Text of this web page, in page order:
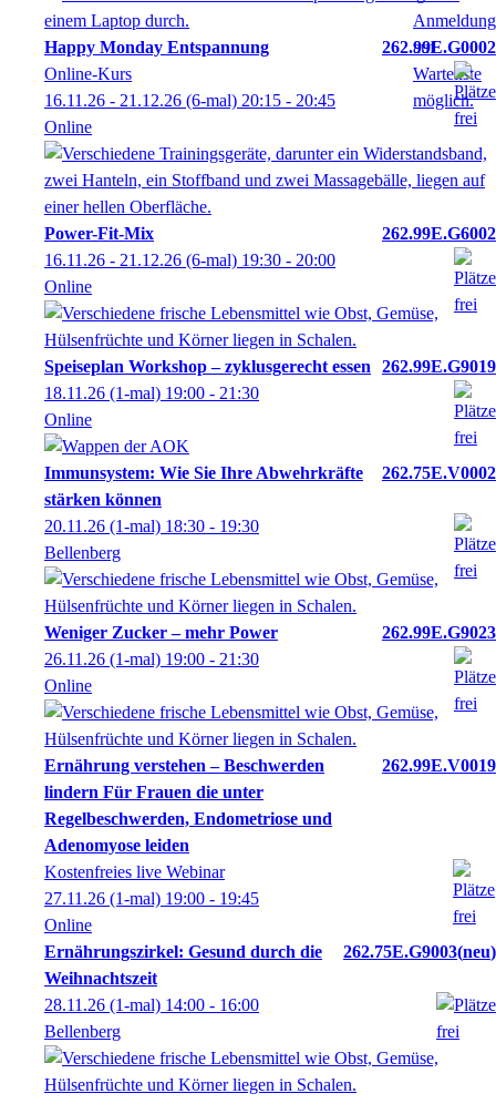
Happy Monday Entspannung
262.99E.G0002
Online-Kurs
16.11.26 - 21.12.26 (6-mal) 20:15 - 20:45
Online
Power-Fit-Mix
262.99E.G6002
16.11.26 - 21.12.26 (6-mal) 19:30 - 20:00
Online
Speiseplan Workshop – zyklusgerecht essen
262.99E.G9019
18.11.26 (1-mal) 19:00 - 21:30
Online
Immunsystem: Wie Sie Ihre Abwehrkräfte
stärken können
262.75E.V0002
20.11.26 (1-mal) 18:30 - 19:30
Bellenberg
Weniger Zucker – mehr Power
262.99E.G9023
26.11.26 (1-mal) 19:00 - 21:30
Online
Ernährung verstehen – Beschwerden
lindern Für Frauen die unter
Regelbeschwerden, Endometriose und
Adenomyose leiden
262.99E.V0019
Kostenfreies live Webinar
27.11.26 (1-mal) 19:00 - 19:45
Online
Ernährungszirkel: Gesund durch die
Weihnachtszeit
262.75E.G9003 neu
28.11.26 (1-mal) 14:00 - 16:00
Bellenberg